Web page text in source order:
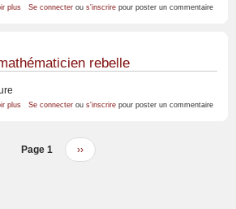
plus surSe connecter ous'inscrire pour poster un commentaire
rebelle
plus sur
rebelle
Se connecter ous'inscrire pour poster un commentaire
Page 1
Page
suivante
››